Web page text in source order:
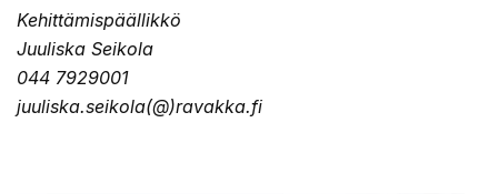
Kehittämispäällikkö
Juuliska Seikola
044 7929001
juuliska.seikola(@)ravakka.fi